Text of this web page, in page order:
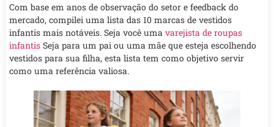
Com base em anos de observação do setor e feedback do
mercado, compilei uma lista das 10 marcas de vestidos
infantis mais notáveis. Seja você uma varejista de roupas
infantis Seja para um pai ou uma mãe que esteja escolhendo
vestidos para sua filha, esta lista tem como objetivo servir
como uma referência valiosa.